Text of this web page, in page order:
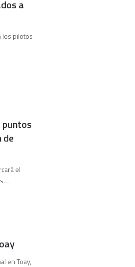
a
los pilotos
puntos
de
el
en Toay,